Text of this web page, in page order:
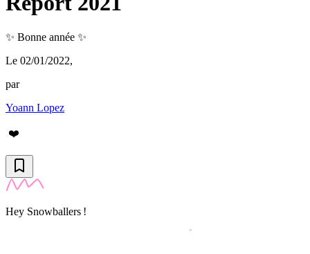
✨ Bonne année ✨
Le 02/01/2022,
par
Yoann Lopez
❤️
Hey Snowballers !